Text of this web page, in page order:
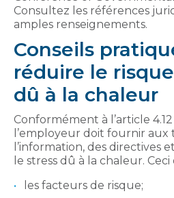
Consultez les références
amples renseignements.
Conseils
réduire le
dû à la chaleur
Conformément à l’article
l’employeur doit fournir aux
l’information, des directives
le stress dû à la chaleur.
les facteurs de risque;